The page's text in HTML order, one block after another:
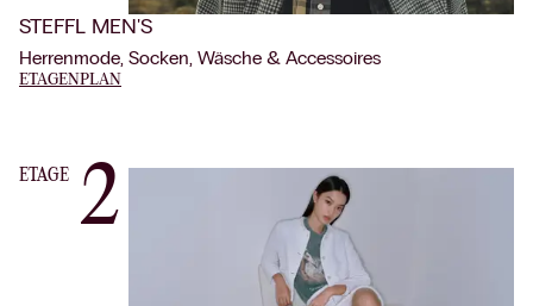
STEFFL MEN'S
Herrenmode, Socken, Wäsche & Accessoires
ETAGENPLAN
ETAGE 2